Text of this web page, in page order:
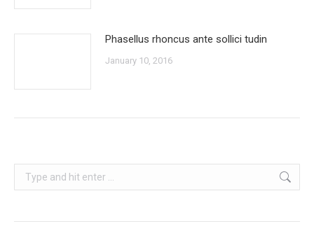
Phasellus rhoncus ante sollici tudin
January 10, 2016
Search: